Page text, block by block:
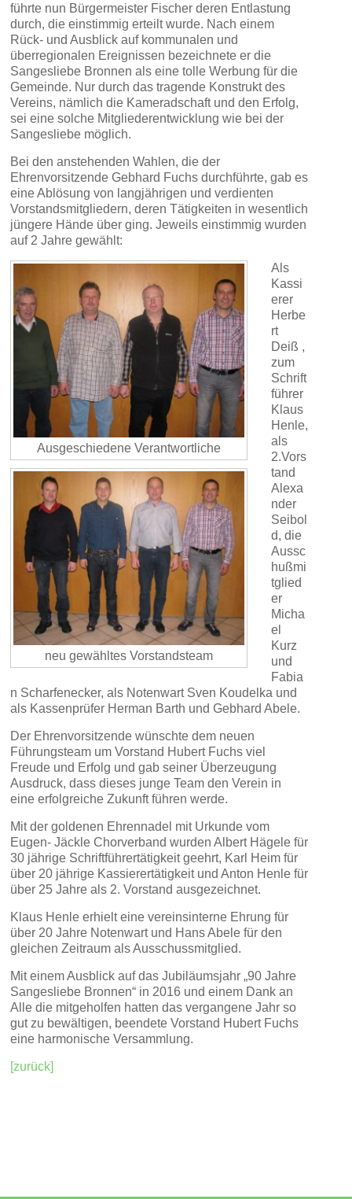
führte nun Bürgermeister Fischer deren Entlastung
durch, die einstimmig erteilt wurde. Nach einem
Rück- und Ausblick auf kommunalen und
überregionalen Ereignissen bezeichnete er die
Sangesliebe Bronnen als eine tolle Werbung für die
Gemeinde. Nur durch das tragende Konstrukt des
Vereins, nämlich die Kameradschaft und den Erfolg,
sei eine solche Mitgliederentwicklung wie bei der
Sangesliebe möglich.
Bei den anstehenden Wahlen, die der
Ehrenvorsitzende Gebhard Fuchs durchführte, gab es
eine Ablösung von langjährigen und verdienten
Vorstandsmitgliedern, deren Tätigkeiten in wesentlich
jüngere Hände über ging. Jeweils einstimmig wurden
auf 2 Jahre gewählt:
Ausgeschiedene Verantwortliche
neu gewähltes Vorstandsteam
Als
Kassi
erer
Herbe
rt
Deiß ,
zum
Schrift
führer
Klaus
Henle,
als
2.Vors
tand
Alexa
nder
Seibol
d, die
Aussc
hußmi
tglied
er
Micha
el
Kurz
und
Fabia
n Scharfenecker, als Notenwart Sven Koudelka und
als Kassenprüfer Herman Barth und Gebhard Abele.
Der Ehrenvorsitzende wünschte dem neuen
Führungsteam um Vorstand Hubert Fuchs viel
Freude und Erfolg und gab seiner Überzeugung
Ausdruck, dass dieses junge Team den Verein in
eine erfolgreiche Zukunft führen werde.
Mit der goldenen Ehrennadel mit Urkunde vom
Eugen- Jäckle Chorverband wurden Albert Hägele für
30 jährige Schriftführertätigkeit geehrt, Karl Heim für
über 20 jährige Kassierertätigkeit und Anton Henle für
über 25 Jahre als 2. Vorstand ausgezeichnet.
Klaus Henle erhielt eine vereinsinterne Ehrung für
über 20 Jahre Notenwart und Hans Abele für den
gleichen Zeitraum als Ausschussmitglied.
Mit einem Ausblick auf das Jubiläumsjahr „90 Jahre
Sangesliebe Bronnen“ in 2016 und einem Dank an
Alle die mitgeholfen hatten das vergangene Jahr so
gut zu bewältigen, beendete Vorstand Hubert Fuchs
eine harmonische Versammlung.
[zurück]